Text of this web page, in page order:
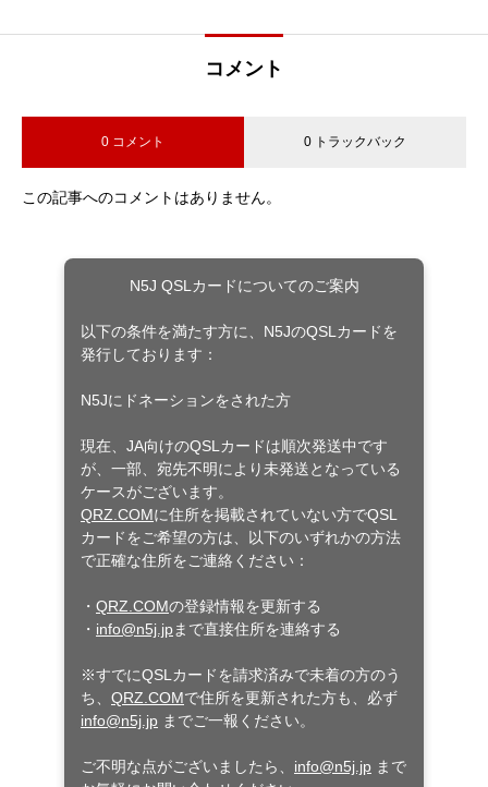
コメント
0 コメント 0 トラックバック
この記事へのコメントはありません。
N5J QSLカードについてのご案内
以下の条件を満たす方に、N5JのQSLカードを
発行しております：
N5Jにドネーションをされた方
現在、JA向けのQSLカードは順次発送中です
が、一部、宛先不明により未発送となっている
ケースがございます。
QRZ.COMに住所を掲載されていない方でQSL
カードをご希望の方は、以下のいずれかの方法
で正確な住所をご連絡ください：
・ QRZ.COMの登録情報を更新する
・ info@n5j.jpまで直接住所を連絡する
※すでにQSLカードを請求済みで未着の方のう
ち、 QRZ.COMで住所を更新された方も、必ず
info@n5j.jp までご一報ください。
ご不明な点がございましたら、 info@n5j.jp まで